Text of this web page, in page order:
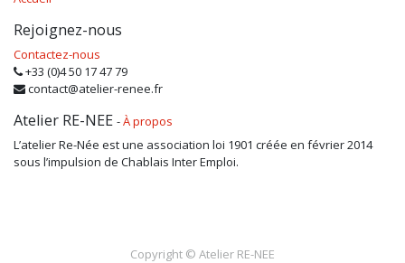
Rejoignez-nous
Contactez-nous
+33 (0)4 50 17 47 79
contact@atelier-renee.fr
Atelier RE-NEE -À propos
L’atelier Re-Née est une association loi 1901 créée en février 2014
sous l’impulsion de Chablais Inter Emploi.
Copyright © Atelier RE-NEE